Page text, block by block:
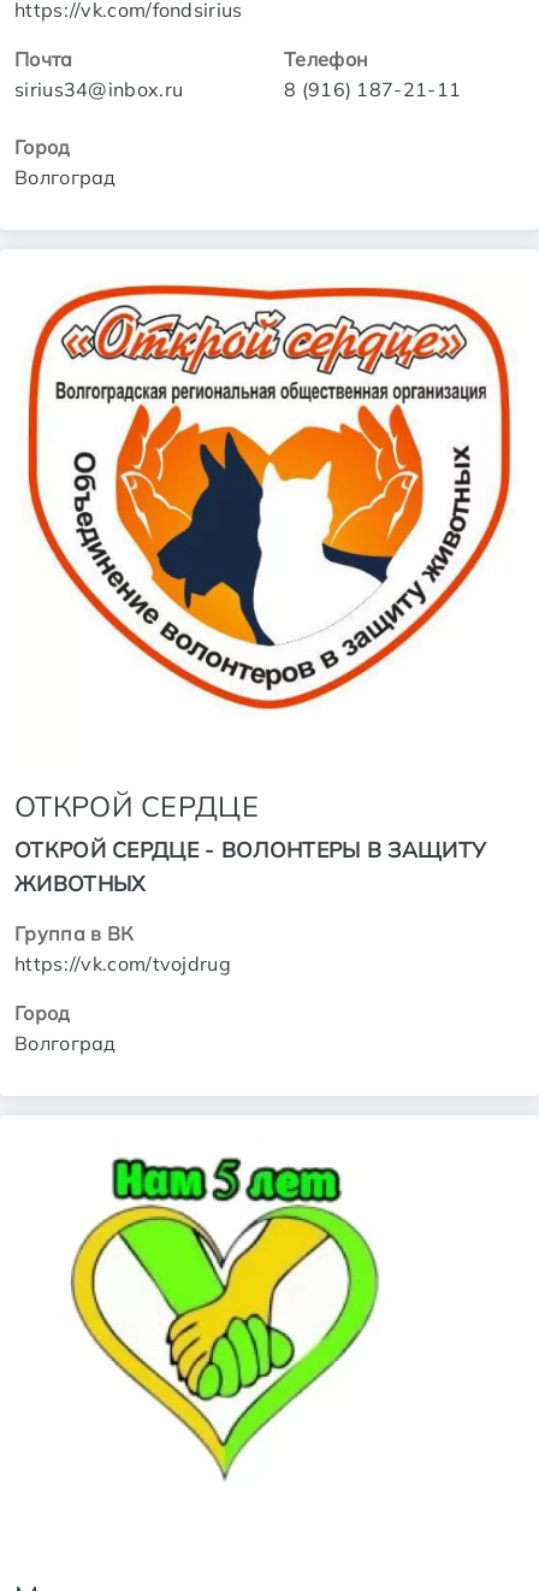
https://vk.com/fondsirius
Почта
sirius34@inbox.ru
Телефон
8 (916) 187-21-11
Город
Волгоград
ОТКРОЙ СЕРДЦЕ
ОТКРОЙ СЕРДЦЕ - ВОЛОНТЕРЫ В ЗАЩИТУ
ЖИВОТНЫХ
Группа в ВК
https://vk.com/tvojdrug
Город
Волгоград